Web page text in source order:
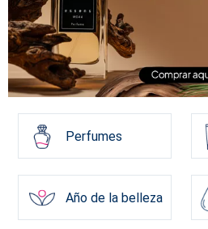
Perfumes
Año de la belleza